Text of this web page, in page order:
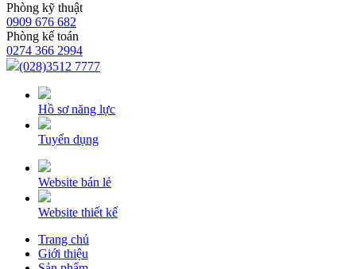
Phòng kỹ thuật
0909 676 682
Phòng kế toán
0274 366 2994
(028)3512 7777
Hồ sơ năng lực
Tuyển dụng
Website bán lẻ
Website thiết kế
Trang chủ
Giới thiệu